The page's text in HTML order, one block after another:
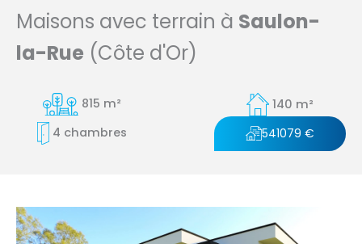
Maisons avec terrain à Saulon-
la-Rue (Côte d'Or)
815 m²
140 m²
4 chambres
541079 €